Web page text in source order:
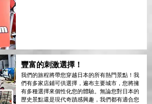
豐富的刺激選擇！
我們的旅程將帶您穿越日本的所有熱門景點！我
們有多家店鋪可供選擇，遍布主要城市，您將擁
有多種選擇來個性化您的體驗。無論您對日本的
歷史景點還是現代奇蹟感興趣，我們都有適合您